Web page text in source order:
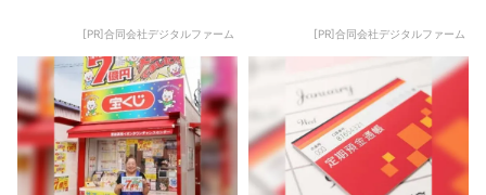
[PR]合同会社デジタルファーム [PR]合同会社デジタルファーム